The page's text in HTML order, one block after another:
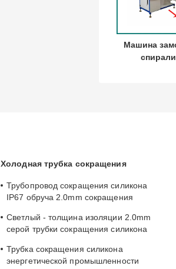
Машина
спирали
Холодная трубка сокращения
Трубопровод сокращения силикона
IP67 обруча 2.0mm сокращения
холодный
Светлый - толщина изоляции 2.0mm
серой трубки сокращения силикона
Трубка сокращения силикона
энергетической промышленности